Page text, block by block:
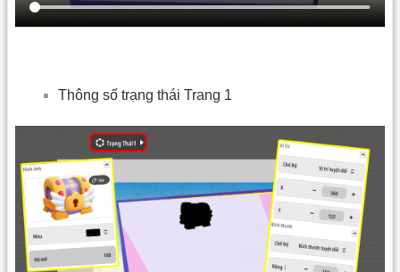
Thông số trạng thái Trang 1